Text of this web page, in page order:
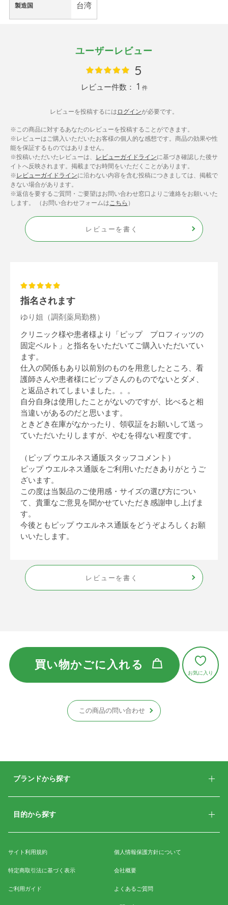
製造国 台湾
ユーザーレビュー
5
レビュー件数： 1 件
レビューを投稿するには ログインが必要です。
※この商品に対するあなたのレビューを投稿することができます。
※レビューはご購入いただいたお客様の個人的な感想です。商品の効果や性
能を保証するものではありません。
※投稿いただいたレビューは、 レビューガイドラインに基づき確認した後サ
イトへ反映されます。掲載までお時間をいただくことがあります。
※レビューガイドラインに沿わない内容を含む投稿につきましては、掲載で
きない場合があります。
※返信を要するご質問・ご要望はお問い合わせ窓口よりご連絡をお願いいた
します。 （お問い合わせフォームは こちら ）
レビューを書く
指名されます
ゆり姐（調剤薬局勤務）
クリニック様や患者様より「ピップ プロフィッツの
固定ベルト」と指名をいただいてご購入いただいてい
ます。
仕入の関係もあり以前別のものを用意したところ、看
護師さんや患者様にピップさんのものでないとダメ、
と返品されてしまいました。。。
自分自身は使用したことがないのですが、比べると相
当違いがあるのだと思います。
ときどき在庫がなかったり、領収証をお願いして送っ
ていただいたりしますが、やむを得ない程度です。
（ピップ ウエルネス通販スタッフコメント）
ピップ ウエルネス通販をご利用いただきありがとうご
ざいます。
この度は当製品のご使用感・サイズの選び方につい
て、貴重なご意見を聞かせていただき感謝申し上げま
す。
今後ともピップ ウエルネス通販をどうぞよろしくお願
いいたします。
レビューを書く
買い物かごに入れる
この商品の問い合わせ
ブランドから探す
目的から探す
サイト利用規約
特定商取引法に基づく表示
ご利用ガイド
個人情報保護方針について
会社概要
よくあるご質問